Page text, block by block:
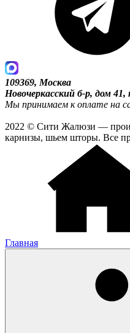
109369, Москва
Новочеркасский б-р, дом 41,
Мы принимаем к оплате на
2022 © Сити Жалюзи —
карнизы, шьем шторы. Все
Главная